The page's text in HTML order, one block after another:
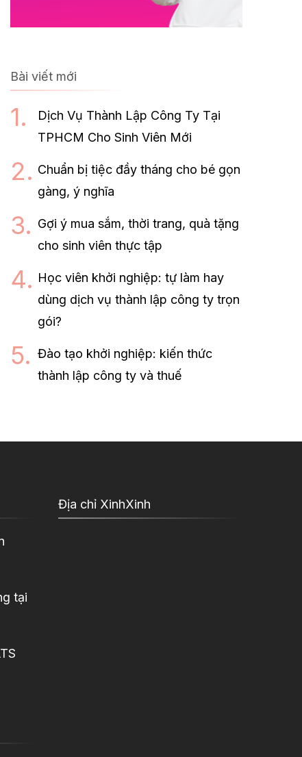
Bài viết mới
Dịch Vụ Thành Lập Công Ty Tại
TPHCM Cho Sinh Viên Mới
Chuẩn bị tiệc đầy tháng cho bé gọn
gàng, ý nghĩa
Gợi ý mua sắm, thời trang, quà tặng
cho sinh viên thực tập
Học viên khởi nghiệp: tự làm hay
dùng dịch vụ thành lập công ty trọn
gói?
Đào tạo khởi nghiệp: kiến thức
thành lập công ty và thuế
tại
Địa chỉ XinhXinh